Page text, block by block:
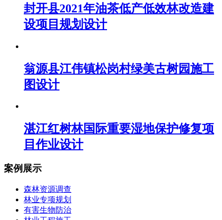
封开县2021年油茶低产低效林改造建
设项目规划设计
翁源县江伟镇松岗村绿美古树园施工
图设计
湛江红树林国际重要湿地保护修复项
目作业设计
案例展示
森林资源调查
林业专项规划
有害生物防治